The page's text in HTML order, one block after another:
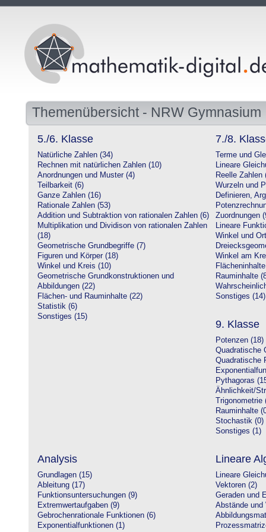
Themenübersicht - NRW Gymnasium
5./6. Klasse
Natürliche Zahlen (34)
Rechnen mit natürlichen Zahlen (10)
Anordnungen und Muster (4)
Teilbarkeit (6)
Ganze Zahlen (16)
Rationale Zahlen (53)
Addition und Subtraktion von rationalen Zahlen (6)
Multiplikation und Dividison von rationalen Zahlen
(18)
Geometrische Grundbegriffe (7)
Figuren und Körper (18)
Winkel und Kreis (10)
Geometrische Grundkonstruktionen und
Abbildungen (22)
Flächen- und Rauminhalte (22)
Statistik (6)
Sonstiges (15)
7./8.
Terme und
Lineare
Reelle Zahlen
Wurzeln und
Definieren,
Zuordnungen
Lineare
Winkel und
Winkel am
Rauminhalte
Sonstiges (14)
9. Klasse
Potenzen (18)
Quadratische
Quadratische
Pythagoras
Ähnlichkeit/
Trigonometrie
Rauminhalte
Stochastik (0)
Sonstiges (1)
Analysis
Grundlagen (15)
Ableitung (17)
Funktionsuntersuchungen (9)
Extremwertaufgaben (9)
Gebrochenrationale Funktionen (6)
Exponentialfunktionen (1)
Lineare
Lineare
Vektoren (2)
Geraden und
Abstände und